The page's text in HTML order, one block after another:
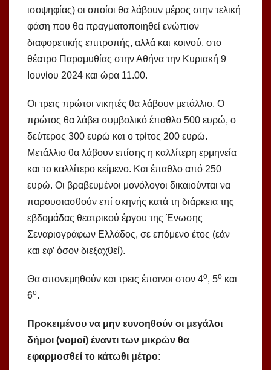
ισοψηφίας) οι οποίοι θα λάβουν μέρος στην τελική
φάση που θα πραγματοποιηθεί ενώπιον
διαφορετικής επιτροπής, αλλά και κοινού, στο
θέατρο Παραμυθίας στην Αθήνα την Κυριακή 9
Ιουνίου 2024 και ώρα 11.00.
Οι τρεις πρώτοι νικητές θα λάβουν μετάλλιο. Ο
πρώτος θα λάβει συμβολικό έπαθλο 500 ευρώ, ο
δεύτερος 300 ευρώ και ο τρίτος 200 ευρώ.
Μετάλλιο θα λάβουν επίσης η καλλίτερη ερμηνεία
και το καλλίτερο κείμενο. Και έπαθλο από 250
ευρώ. Οι βραβευμένοι μονόλογοι δικαιούνται να
παρουσιασθούν επί σκηνής κατά τη διάρκεια της
εβδομάδας θεατρικού έργου της Ένωσης
Σεναριογράφων Ελλάδος, σε επόμενο έτος (εάν
και εφ’ όσον διεξαχθεί).
Θα απονεμηθούν και τρεις έπαινοι στον 4ο, 5ο και
6ο.
Προκειμένου να μην ευνοηθούν οι μεγάλοι
δήμοι (νομοί) έναντι των μικρών θα
εφαρμοσθεί το κάτωθι μέτρο: